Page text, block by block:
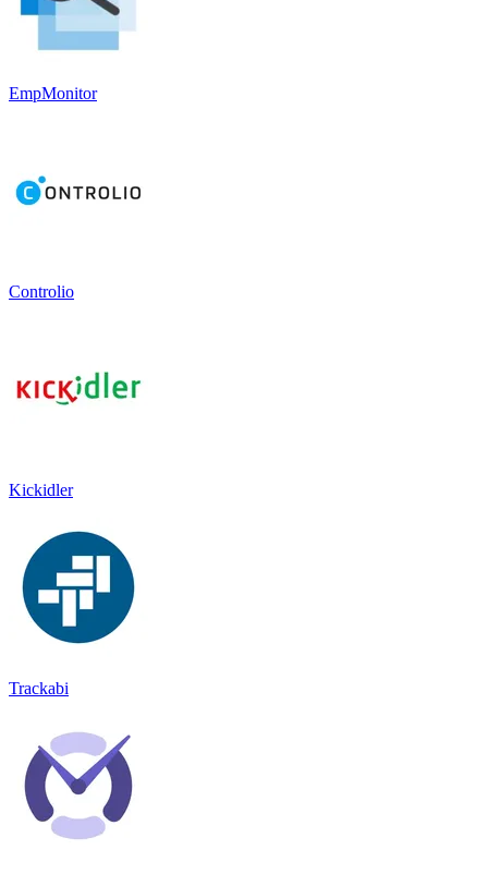
EmpMonitor
Controlio
Kickidler
Trackabi